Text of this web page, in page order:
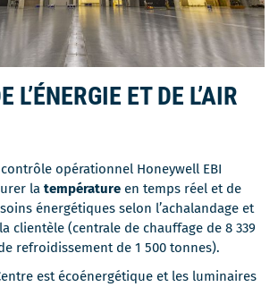
L’ÉNERGIE ET DE L’AIR
opérationnel Honeywell EBI
la température en temps réel et de
énergétiques selon l’achalandage et
clientèle (centrale de chauffage de 8 339
refroidissement de 1 500 tonnes).
est écoénergétique et les luminaires